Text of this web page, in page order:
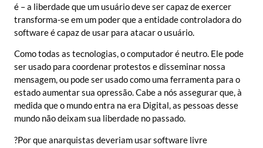
é – a liberdade que um usuário deve ser capaz de exercer
transforma-se em um poder que a entidade controladora do
software é capaz de usar para atacar o usuário.
Como todas as tecnologias, o computador é neutro. Ele pode
ser usado para coordenar protestos e disseminar nossa
mensagem, ou pode ser usado como uma ferramenta para o
estado aumentar sua opressão. Cabe a nós assegurar que, à
medida que o mundo entra na era Digital, as pessoas desse
mundo não deixam sua liberdade no passado.
?Por que anarquistas deveriam usar software livre